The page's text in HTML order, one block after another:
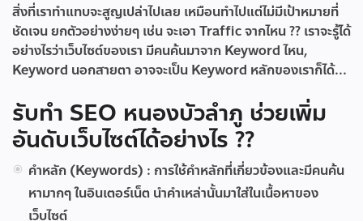
สิ่งที่เราทำแทบจะสูญเปล่าไปเลย เหมือนทำไปแต่ไม่มีเป้าหมายที่
ชัดเจน ยกตัวอย่างง่ายๆ เช่น จะเอา Traffic จากไหน ?? เราจะรู้ได้
อย่างไรว่าเว็บไซต์ของเรา มีคนค้นมาจาก Keyword ไหน,
Keyword นอกสายตา อาจจะเป็น Keyword หลักของเราก็ได้...
รับทำ SEO หนองบัวลำภู ช่วยเพิ่ม
อันดับเว็บไซต์ได้อย่างไร ??
คำหลัก (Keywords) : การใช้คำหลักที่เกี่ยวข้องและมีคนค้น
หามากๆ ในอินเตอร์เน็ต นำคำเหล่านั้นมาใส่ในเนื้อหาของ
เว็บไซต์